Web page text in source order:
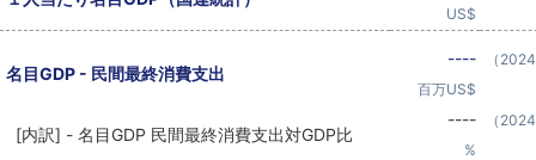
US$
名目GDP - 民間最終消費支出
----
百万US$
（
[内訳] - 名目GDP 民間最終消費支出対GDP比
----
%
（